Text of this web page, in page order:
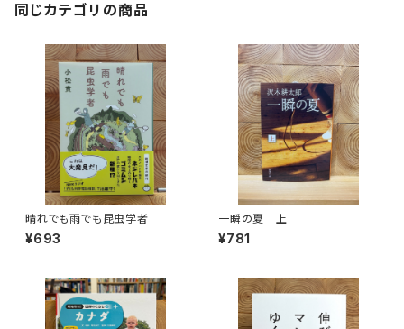
同じカテゴリの商品
晴れでも雨でも昆虫学者
¥693
一瞬の夏 上
¥781